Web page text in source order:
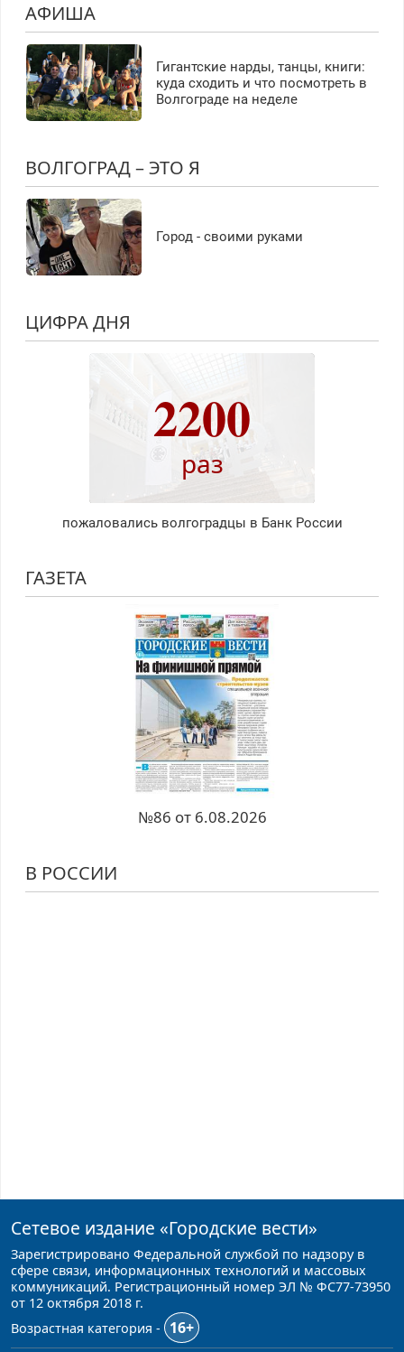
АФИША
Гигантские нарды, танцы, книги:
куда сходить и что посмотреть в
Волгограде на неделе
ВОЛГОГРАД – ЭТО Я
Город - своими руками
ЦИФРА ДНЯ
2200
раз
пожаловались волгоградцы в Банк России
ГАЗЕТА
№86 от 6.08.2026
В РОССИИ
Сетевое издание «Городские вести»
Зарегистрировано Федеральной службой по надзору в
сфере связи, информационных технологий и массовых
коммуникаций. Регистрационный номер ЭЛ № ФС77-73950
от 12 октября 2018 г.
Возрастная категория -
16+